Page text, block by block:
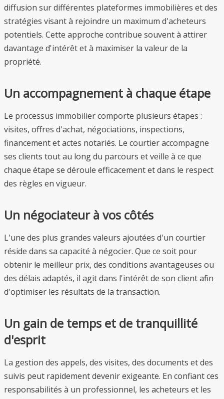
diffusion sur différentes plateformes immobilières et des
stratégies visant à rejoindre un maximum d'acheteurs
potentiels. Cette approche contribue souvent à attirer
davantage d'intérêt et à maximiser la valeur de la
propriété.
Un accompagnement à chaque étape
Le processus immobilier comporte plusieurs étapes :
visites, offres d'achat, négociations, inspections,
financement et actes notariés. Le courtier accompagne
ses clients tout au long du parcours et veille à ce que
chaque étape se déroule efficacement et dans le respect
des règles en vigueur.
Un négociateur à vos côtés
L'une des plus grandes valeurs ajoutées d'un courtier
réside dans sa capacité à négocier. Que ce soit pour
obtenir le meilleur prix, des conditions avantageuses ou
des délais adaptés, il agit dans l'intérêt de son client afin
d'optimiser les résultats de la transaction.
Un gain de temps et de tranquillité
d'esprit
La gestion des appels, des visites, des documents et des
suivis peut rapidement devenir exigeante. En confiant ces
responsabilités à un professionnel, les acheteurs et les